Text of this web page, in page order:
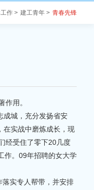
作 > 建工青年 > 青春先锋
用。
成城，充分发扬省安
在实战中磨炼成长，现
经受住了零下20几度
作。09年招聘的女大学
实专人帮带，并安排